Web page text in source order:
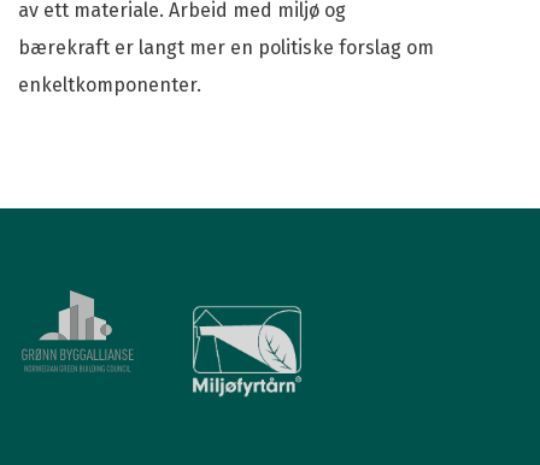
av ett materiale. Arbeid med miljø og
bærekraft er langt mer en politiske forslag om
enkeltkomponenter.